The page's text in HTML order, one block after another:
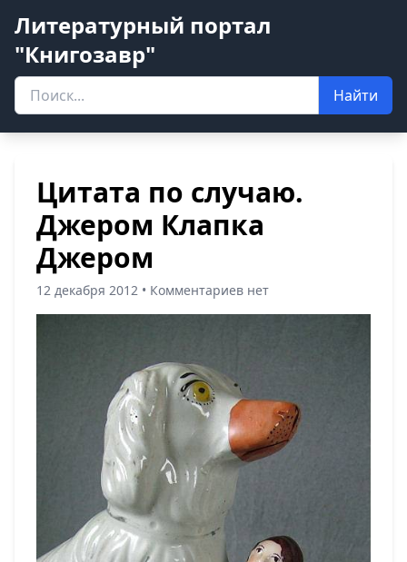
Литературный портал
"Книгозавр"
Найти
Цитата по случаю.
Джером Клапка
Джером
12 декабря 2012 • Комментариев нет